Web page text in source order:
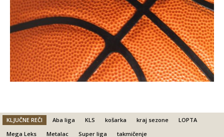
KLJUČNE REČI Aba liga KLS košarka kraj sezone
LOPTA
Mega Leks
Metalac Super liga takmičenje